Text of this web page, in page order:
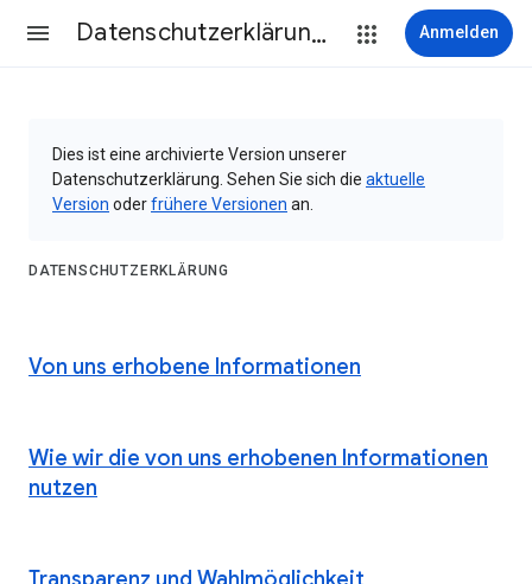
Datenschutzerklärung & Nutzungsbedingungen Anmelden
Dies ist eine archivierte Version unserer
Datenschutzerklärung. Sehen Sie sich die aktuelle
Version oderfrühere Versionen an.
DATENSCHUTZERKLÄRUNG
Von uns erhobene Informationen
Wie wir die von uns erhobenen Informationen
nutzen